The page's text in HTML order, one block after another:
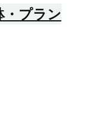
・プラン